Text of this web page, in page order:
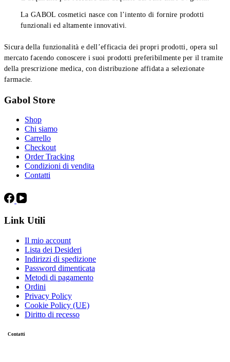
La GABOL cosmetici nasce con l’intento di fornire prodotti
funzionali ed altamente innovativi.
Sicura della funzionalità e dell’efficacia dei propri prodotti, opera sul
mercato facendo conoscere i suoi prodotti preferibilmente per il tramite
della prescrizione medica, con distribuzione affidata a selezionate
farmacie.
Gabol Store
Shop
Chi siamo
Carrello
Checkout
Order Tracking
Condizioni di vendita
Contatti
Link Utili
Il mio account
Lista dei Desideri
Indirizzi di spedizione
Password dimenticata
Metodi di pagamento
Ordini
Privacy Policy
Cookie Policy (UE)
Diritto di recesso
Contatti